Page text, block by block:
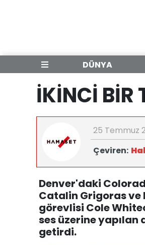
DÜNYA
İKİNCİ BİR
25 Temmuz
Çeviren:
Denver'daki
Catalin Grigoras ve
görevlisi Cole
ses üzerine yapılan
getirdi.